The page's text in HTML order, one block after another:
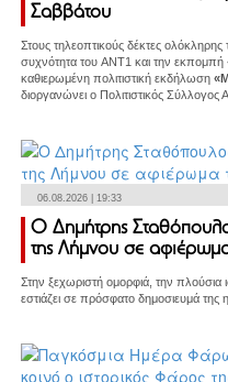
Σαββάτου
Στους τηλεοπτικούς δέκτες
συχνότητα του ANT1 και την εκπομπή
καθιερωμένη πολιτιστική εκδήλωση
διοργανώνει ο Πολιτιστικός
06.08.2026 | 19:33
Ο Δημήτρης
της Λήμνου σε
Στην ξεχωριστή ομορφιά, την πλούσια
εστιάζει σε πρόσφατο δημοσιευμά της η